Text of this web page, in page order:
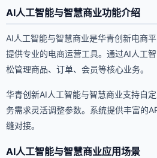
AI人工智能与智慧商业功能介绍
AI人工智能与智慧商业是华青创新电商
提供专业的电商运营工具。通过AI人工
松管理商品、订单、会员等核心业务。
华青创新AI人工智能与智慧商业支持自
务需求灵活调整参数。系统提供丰富的
缝对接。
AI人工智能与智慧商业应用场景